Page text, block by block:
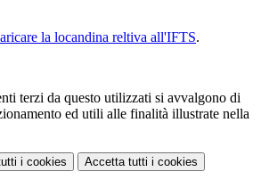
la locandina reltiva all'IFTS.
terzi da questo utilizzati si avvalgono di
ed utili alle finalità illustrate nella
i cookies Accetta tutti i cookies